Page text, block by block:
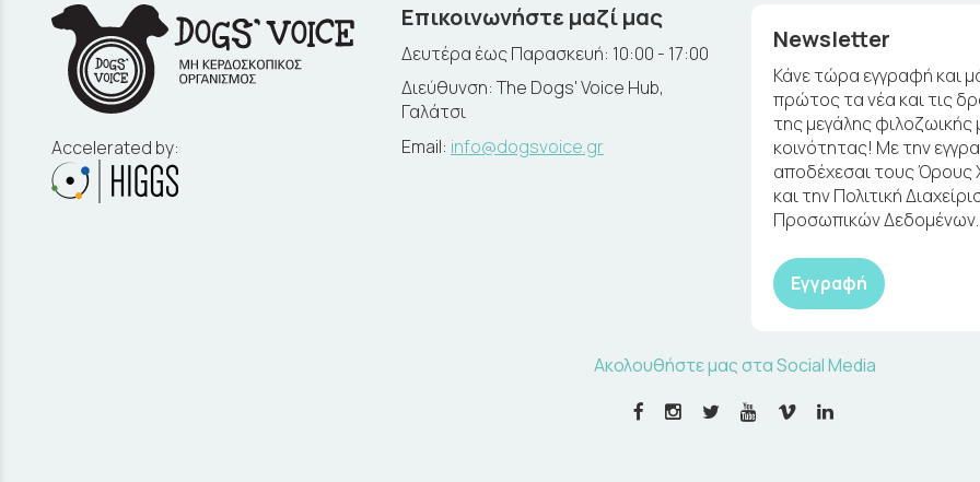
Accelerated by:
Επικοινωνήστε μαζί μας
Δευτέρα έως Παρασκευή: 10:00 - 17:00
Διεύθυνση: The Dogs' Voice Hub,
Γαλάτσι
Email: info@dogsvoice.gr
Newsletter
Κάνε τώρα εγγραφή και
πρώτος τα νέα και τις
της μεγάλης φιλοζωικής
κοινότητας! Με την
αποδέχεσαι τους Όρους
και την Πολιτική
Προσωπικών Δεδομένων.
Εγγραφή
Ακολουθήστε μας στα Social Media